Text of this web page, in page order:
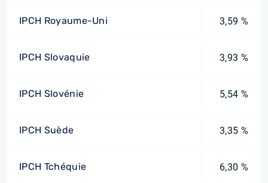
IPCH Royaume-Uni 3,59 %
IPCH Slovaquie 3,93 %
IPCH Slovénie 5,54 %
IPCH Suède 3,35 %
IPCH Tchéquie 6,30 %